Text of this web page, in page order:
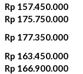
Rp 157.450.000
Rp 175.750.000
Rp 177.350.000
Rp 163.450.000
Rp 166.900.000